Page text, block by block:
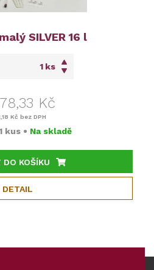
SILVER 16 l
ks
Kč
Kč bez DPH
kus • Na skladě
DO KOŠÍKU
DETAIL